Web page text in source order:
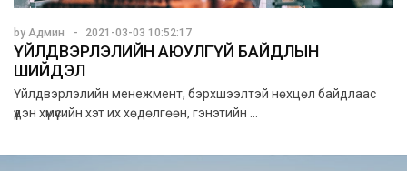
by Админ 2021-03-03 10:52:17
ҮЙЛДВЭРЛЭЛИЙН АЮУЛГҮЙ БАЙДЛЫН
ШИЙДЭЛ
Үйлдвэрлэлийн менежмент, бэрхшээлтэй нөхцөл байдлаас
үүдэн хүмүүсийн хэт их хөдөлгөөн, гэнэтийн ...